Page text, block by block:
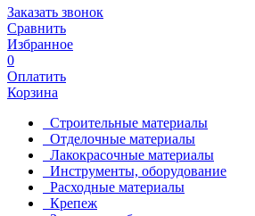
Заказать звонок
Сравнить
Избранное
0
Оплатить
Корзина
Строительные материалы
Отделочные материалы
Лакокрасочные материалы
Инструменты, оборудование
Расходные материалы
Крепеж